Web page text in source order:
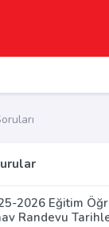
2026 Eğitim
Randevu